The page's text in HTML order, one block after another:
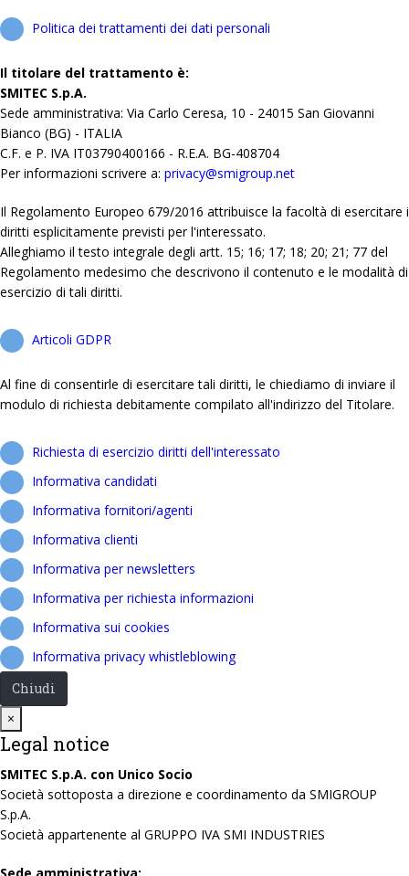
Politica dei trattamenti dei dati personali
Il titolare del trattamento è:
SMITEC S.p.A.
Sede amministrativa: Via Carlo Ceresa, 10 - 24015 San Giovanni
Bianco (BG) - ITALIA
C.F. e P. IVA IT03790400166 - R.E.A. BG-408704
Per informazioni scrivere a: privacy@smigroup.net
Il Regolamento Europeo 679/2016 attribuisce la facoltà di esercitare i
diritti esplicitamente previsti per l'interessato.
Alleghiamo il testo integrale degli artt. 15; 16; 17; 18; 20; 21; 77 del
Regolamento medesimo che descrivono il contenuto e le modalità di
esercizio di tali diritti.
Articoli GDPR
Al fine di consentirle di esercitare tali diritti, le chiediamo di inviare il
modulo di richiesta debitamente compilato all'indirizzo del Titolare.
Richiesta di esercizio diritti dell'interessato
Informativa candidati
Informativa fornitori/agenti
Informativa clienti
Informativa per newsletters
Informativa per richiesta informazioni
Informativa sui cookies
Informativa privacy whistleblowing
Chiudi
×
Legal notice
SMITEC S.p.A. con Unico Socio
Società sottoposta a direzione e coordinamento da SMIGROUP
S.p.A.
Società appartenente al GRUPPO IVA SMI INDUSTRIES